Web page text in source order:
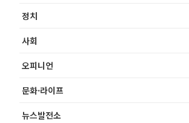
정치
사회
오피니언
문화·라이프
뉴스발전소